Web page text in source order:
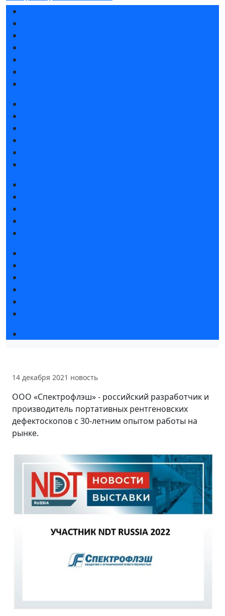
14 декабря 2021 новость
ООО «Спектрофлэш» - российский разработчик и
производитель портативных рентгеновских
дефектоскопов с 30-летним опытом работы на
рынке.